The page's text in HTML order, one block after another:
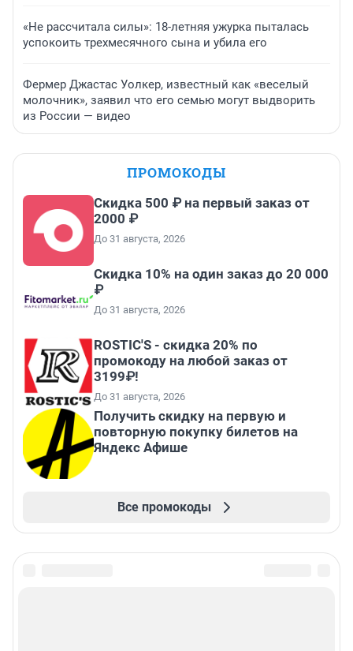
«Не рассчитала силы»: 18-летняя ужурка пыталась
успокоить трехмесячного сына и убила его
Фермер Джастас Уолкер, известный как «веселый
молочник», заявил что его семью могут выдворить
из России — видео
ПРОМОКОДЫ
Скидка 500 ₽ на первый заказ от
2000 ₽
До 31 августа, 2026
Скидка 10% на один заказ до 20 000
₽
До 31 августа, 2026
ROSTIC'S - скидка 20% по
промокоду на любой заказ от
3199₽!
До 31 августа, 2026
Получить скидку на первую и
повторную покупку билетов на
Яндекс Афише
Все промокоды